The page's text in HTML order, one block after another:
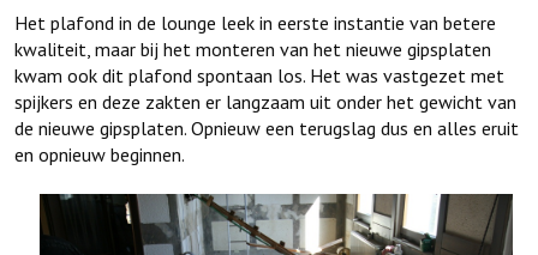
Het plafond in de lounge leek in eerste instantie van betere
kwaliteit, maar bij het monteren van het nieuwe gipsplaten
kwam ook dit plafond spontaan los. Het was vastgezet met
spijkers en deze zakten er langzaam uit onder het gewicht van
de nieuwe gipsplaten. Opnieuw een terugslag dus en alles eruit
en opnieuw beginnen.